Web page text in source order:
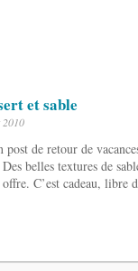
et sable
2010
de retour de
belles textures de
C’est cadeau, libre